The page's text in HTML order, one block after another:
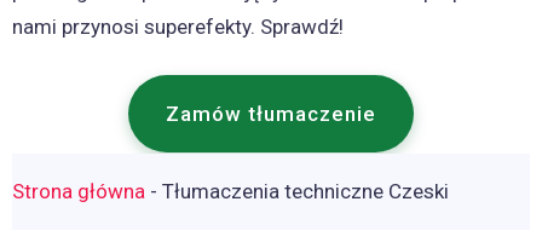
nami przynosi superefekty. Sprawdź!
Zamów tłumaczenie
Strona główna - Tłumaczenia techniczne Czeski